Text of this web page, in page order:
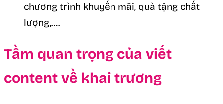
chương trình khuyến mãi, quà tặng chất
lượng,….
Tầm quan trọng của viết
content về khai trương